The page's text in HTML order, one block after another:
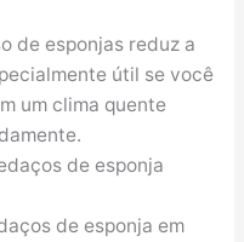
de esponjas reduz a
útil se você
um clima quente
de esponja
de esponja em